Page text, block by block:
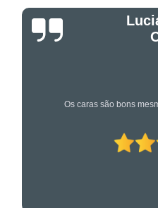
Os caras são bons